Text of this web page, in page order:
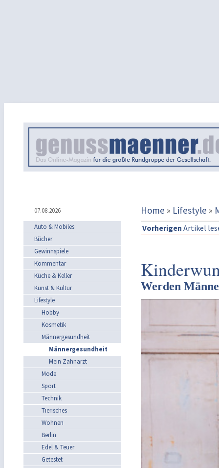
07.08.2026 Home » Lifestyle »
Auto & Mobiles
Bücher
Gewinnspiele
Kommentar
Küche & Keller
Kunst & Kultur
Lifestyle
Hobby
Kosmetik
Männergesundheit
Männergesundheit
Mein Zahnarzt
Mode
Sport
Technik
Tierisches
Wohnen
Berlin
Edel & Teuer
Getestet
Vorherigen Artikel
Werden